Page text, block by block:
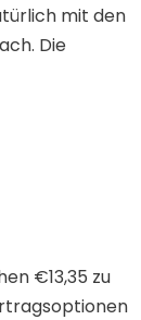
mit den
Die
€13,35 zu